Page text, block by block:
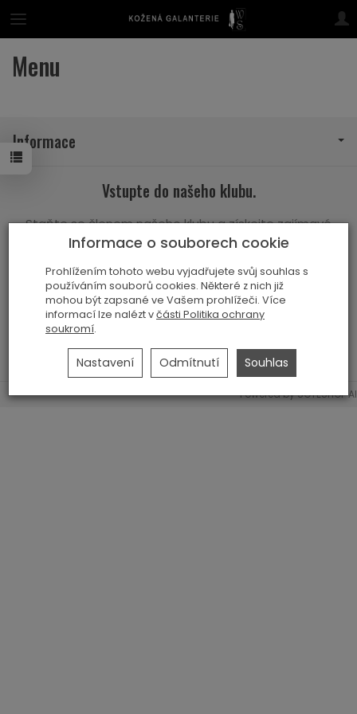
Menu
Informace
Vstupte do našeho klubu.
Staňte se členem našeho klubu a získejte zajímavé
informace, akce a slevy.
Připojit se
Powered bySOTESHOP AI
Informace o souborech cookie
Prohlížením tohoto webu vyjadřujete svůj souhlas s
používáním souborů cookies. Některé z nich již
mohou být zapsané ve Vašem prohlížeči. Více
informací lze nalézt včásti Politika ochrany
soukromí.
Nastavení Odmítnutí Souhlas